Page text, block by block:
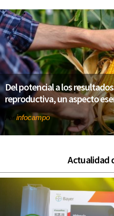
Del potencial a los
reproductiva, un aspecto
Por infocampo
Actualidad